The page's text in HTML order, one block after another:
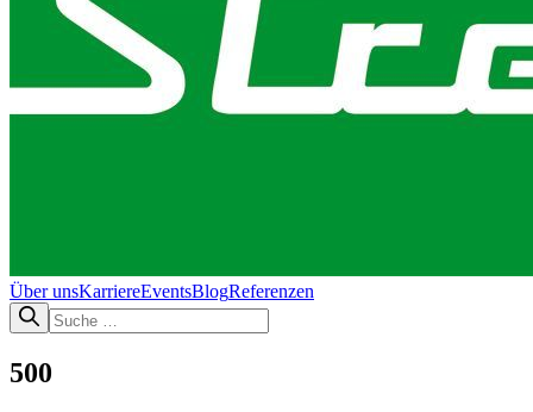
Über unsKarriereEventsBlogReferenzen
500